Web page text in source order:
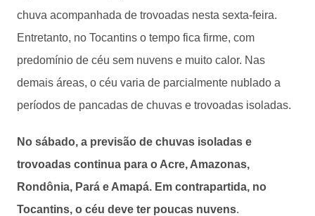
chuva acompanhada de trovoadas nesta sexta-feira.
Entretanto, no Tocantins o tempo fica firme, com
predomínio de céu sem nuvens e muito calor. Nas
demais áreas, o céu varia de parcialmente nublado a
períodos de pancadas de chuvas e trovoadas isoladas.
No sábado, a previsão de chuvas isoladas e
trovoadas continua para o Acre, Amazonas,
Rondônia, Pará e Amapá. Em contrapartida, no
Tocantins, o céu deve ter poucas nuvens.